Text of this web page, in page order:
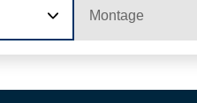
Montage